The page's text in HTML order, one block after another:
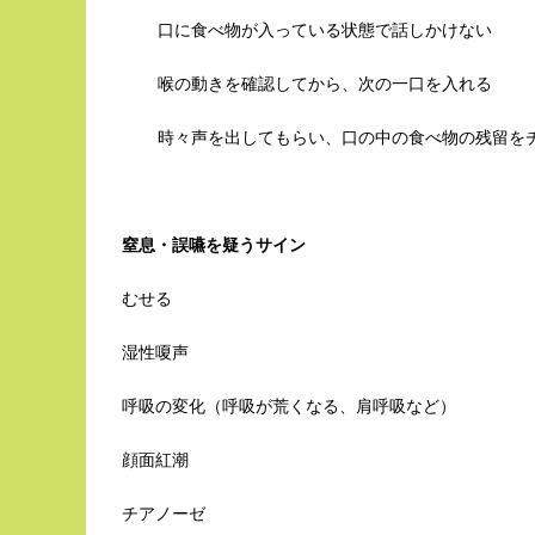
口に食べ物が入っている状態で話しかけない
喉の動きを確認してから、次の一口を入れる
時々声を出してもらい、口の中の食べ物の残留を
窒息・誤嚥を疑うサイン
むせる
湿性嗄声
呼吸の変化（呼吸が荒くなる、肩呼吸など）
顔面紅潮
チアノーゼ